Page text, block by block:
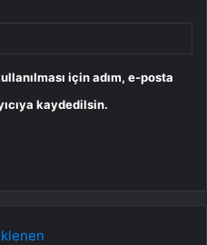
için adım, e-posta
kaydedilsin.